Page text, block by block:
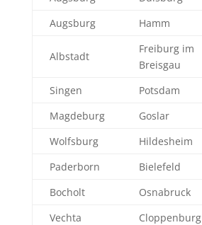
Augsburg
Hamm
Albstadt
Freiburg im
Breisgau
Singen
Potsdam
Magdeburg
Goslar
Wolfsburg
Hildesheim
Paderborn
Bielefeld
Bocholt
Osnabruck
Vechta
Cloppenburg